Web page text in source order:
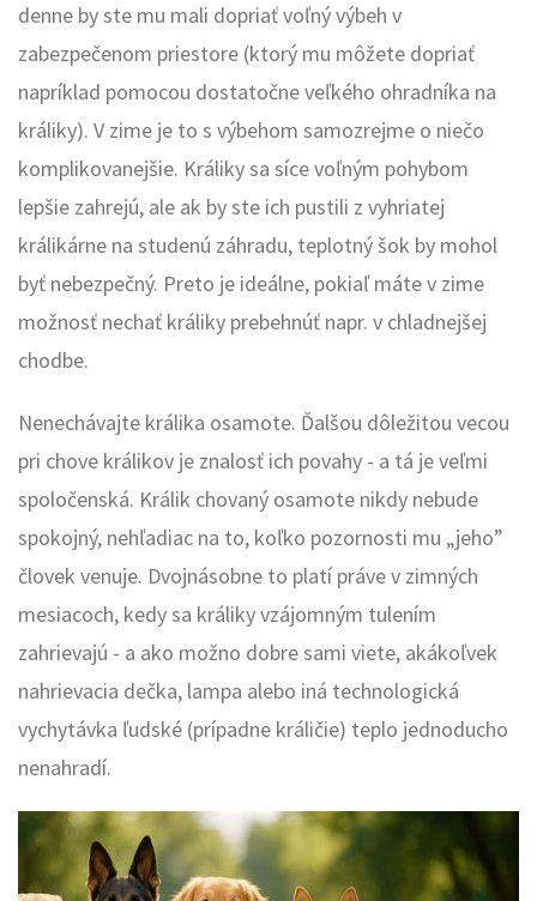
denne by ste mu mali dopriať voľný výbeh v
zabezpečenom priestore (ktorý mu môžete dopriať
napríklad pomocou dostatočne veľkého ohradníka na
králiky). V zime je to s výbehom samozrejme o niečo
komplikovanejšie. Králiky sa síce voľným pohybom
lepšie zahrejú, ale ak by ste ich pustili z vyhriatej
králikárne na studenú záhradu, teplotný šok by mohol
byť nebezpečný. Preto je ideálne, pokiaľ máte v zime
možnosť nechať králiky prebehnúť napr. v chladnejšej
chodbe.
Nenechávajte králika osamote. Ďalšou dôležitou vecou
pri chove králikov je znalosť ich povahy - a tá je veľmi
spoločenská. Králik chovaný osamote nikdy nebude
spokojný, nehľadiac na to, koľko pozornosti mu „jeho”
človek venuje. Dvojnásobne to platí práve v zimných
mesiacoch, kedy sa králiky vzájomným tulením
zahrievajú - a ako možno dobre sami viete, akákoľvek
nahrievacia dečka, lampa alebo iná technologická
vychytávka ľudské (prípadne králičie) teplo jednoducho
nenahradí.